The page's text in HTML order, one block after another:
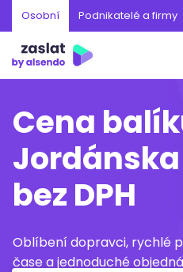
Osobní Podnikatelé a firmy
Cena
Jordánska
bez DPH
Oblíbení dopravci, rychlé
čase a jednoduché